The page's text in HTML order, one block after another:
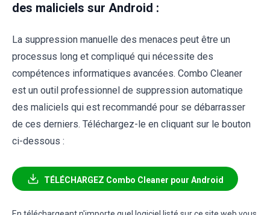
des maliciels sur Android :
La suppression manuelle des menaces peut être un
processus long et compliqué qui nécessite des
compétences informatiques avancées. Combo Cleaner
est un outil professionnel de suppression automatique
des maliciels qui est recommandé pour se débarrasser
de ces derniers. Téléchargez-le en cliquant sur le bouton
ci-dessous :
TÉLÉCHARGEZ Combo Cleaner pour Android